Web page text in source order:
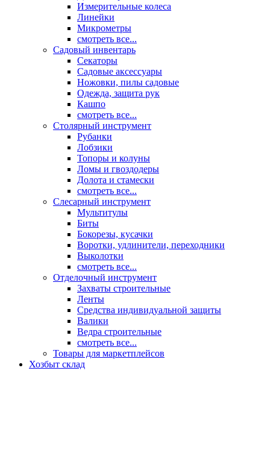
Измерительные колеса
Линейки
Микрометры
смотреть все...
Садовый инвентарь
Секаторы
Садовые аксессуары
Ножовки, пилы садовые
Одежда, защита рук
Кашпо
смотреть все...
Столярный инструмент
Рубанки
Лобзики
Топоры и колуны
Ломы и гвоздодеры
Долота и стамески
смотреть все...
Слесарный инструмент
Мультитулы
Биты
Бокорезы, кусачки
Воротки, удлинители, переходники
Выколотки
смотреть все...
Отделочный инструмент
Захваты строительные
Ленты
Средства индивидуальной защиты
Валики
Ведра строительные
смотреть все...
Товары для маркетплейсов
Хозбыт склад